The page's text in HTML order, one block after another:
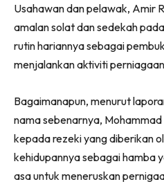
Usahawan dan pelawak, Amir
amalan solat dan sedekah
rutin hariannya sebagai
menjalankan aktiviti
Bagaimanapun, menurut
nama sebenarnya,
kepada rezeki yang diberikan
kehidupannya sebagai hamba
asa untuk meneruskan